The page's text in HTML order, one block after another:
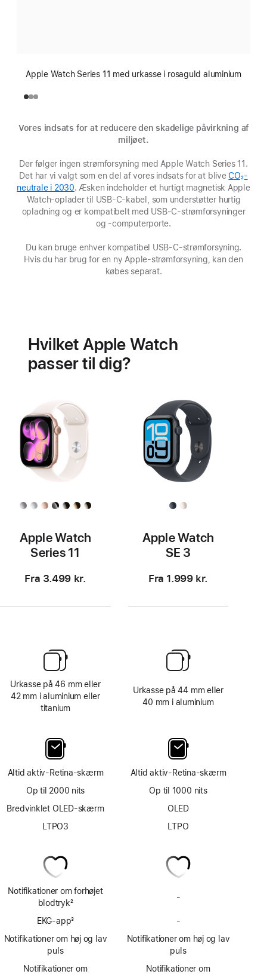
Apple Watch Series 11 med urkasse i rosaguld aluminium
Vores indsats for at reducere den skadelige påvirkning af
miljøet.
Der følger ingen strømforsyning med Apple Watch Series 11.
Det har vi valgt som en del af vores indsats for at bliveCO₂-
neutrale i 2030(Åbner
i
et
. Æsken indeholder et hurtigt magnetisk Apple
Watch-oplader til USB-C-kabel, som understøtter hurtig
opladning og er kompatibelt med USB-C-strømforsyninger
og -computerporte.
Du kan bruge enhver kompatibel USB-C-strømforsyning.
Hvis du har brug for en ny Apple-strømforsyning, kan den
købes separat.
hjertesundhed
Hvilket Apple Watch
passer til dig?
Apple Watch
Series 11
Fra 3.499 kr.
Urkasse på 46 mm eller
42 mm i aluminium eller
titanium
Altid aktiv-Retina-skærm
Op til 2000 nits
Bredvinklet OLED-skærm
LTPO3
Notifikationer om forhøjet
blodtryk2
EKG-app3
Notifikationer om høj og lav
puls
Notifikationer om
Apple Watch
SE 3
Fra 1.999 kr.
Urkasse på 44 mm eller
40 mm i aluminium
Altid aktiv-Retina-skærm
Op til 1000 nits
OLED
LTPO
-
blodtryk
-
app
Notifikationer om høj og lav
puls
Notifikationer om